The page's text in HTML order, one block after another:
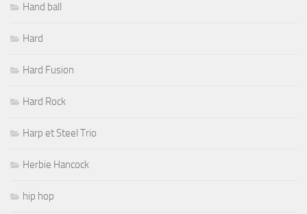
Hand ball
Hard
Hard Fusion
Hard Rock
Harp et Steel Trio
Herbie Hancock
hip hop